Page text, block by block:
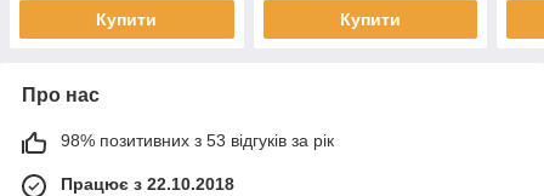
Купити Купити
Про нас
98% позитивних з 53 відгуків за рік
Працює з 22.10.2018